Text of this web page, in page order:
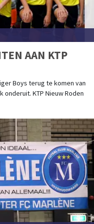
AAN KTP
Boys terug te komen van
KTP Nieuw Roden